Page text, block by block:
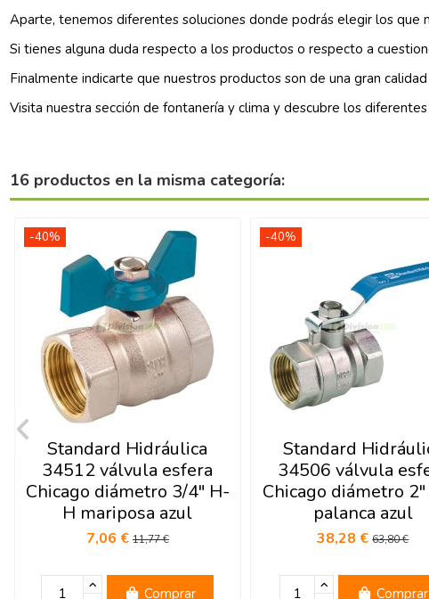
Aparte, tenemos diferentes soluciones donde podrás elegir los que
Si tienes alguna duda respecto a los productos o respecto a
Finalmente indicarte que nuestros productos son de una gran
Visita nuestra sección defontanería y clima y descubre los
16 productos en la misma categoría:
-40%
Standard Hidráulica
34512 válvula esfera
Chicago diámetro 3/4" H-
H mariposa azul
7,06 € 11,77 €
Comprar
-40%
Standard
34506 válvula
Chicago diámetro
palanca azul
38,28 €63,80 €
Comprar